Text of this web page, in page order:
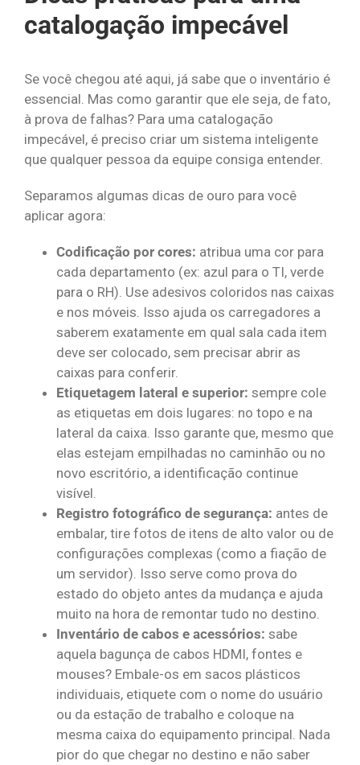
catalogação impecável
Se você chegou até aqui, já sabe que o inventário é
essencial. Mas como garantir que ele seja, de fato,
à prova de falhas? Para uma catalogação
impecável, é preciso criar um sistema inteligente
que qualquer pessoa da equipe consiga entender.
Separamos algumas dicas de ouro para você
aplicar agora:
Codificação por cores: atribua uma cor para
cada departamento (ex: azul para o TI, verde
para o RH). Use adesivos coloridos nas caixas
e nos móveis. Isso ajuda os carregadores a
saberem exatamente em qual sala cada item
deve ser colocado, sem precisar abrir as
caixas para conferir.
Etiquetagem lateral e superior: sempre cole
as etiquetas em dois lugares: no topo e na
lateral da caixa. Isso garante que, mesmo que
elas estejam empilhadas no caminhão ou no
novo escritório, a identificação continue
visível.
Registro fotográfico de segurança: antes de
embalar, tire fotos de itens de alto valor ou de
configurações complexas (como a fiação de
um servidor). Isso serve como prova do
estado do objeto antes da mudança e ajuda
muito na hora de remontar tudo no destino.
Inventário de cabos e acessórios: sabe
aquela bagunça de cabos HDMI, fontes e
mouses? Embale-os em sacos plásticos
individuais, etiquete com o nome do usuário
ou da estação de trabalho e coloque na
mesma caixa do equipamento principal. Nada
pior do que chegar no destino e não saber